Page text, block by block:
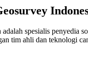
spesialis penyedia
tim ahli dan teknologi